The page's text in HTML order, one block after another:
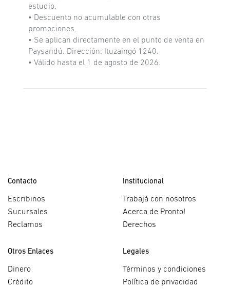
estudio.
• Descuento no acumulable con otras
promociones.
• Se aplican directamente en el punto de venta en
Paysandú. Dirección: Ituzaingó 1240.
• Válido hasta el 1 de agosto de 2026.
Contacto
Escribinos
Sucursales
Reclamos
Institucional
Trabajá con nosotros
Acerca de Pronto!
Derechos
Otros Enlaces
Dinero
Crédito
Legales
Términos y condiciones
Política de privacidad